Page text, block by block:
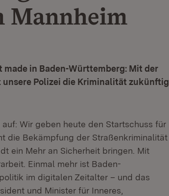
Mannheim
made in Baden-Württemberg: Mit der
Polizei die Kriminalität zukünftig
Wir geben heute den Startschuss für
die Bekämpfung der Straßenkriminalität
ein Mehr an Sicherheit bringen. Mit
Einmal mehr ist Baden-
im digitalen Zeitalter – und das
und Minister für Inneres,